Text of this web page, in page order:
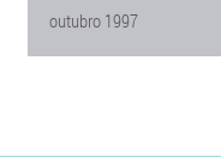
outubro 1997